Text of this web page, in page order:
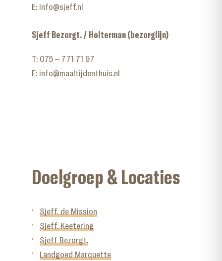
E: info@sjeff.nl
Sjeff Bezorgt. / Holterman (bezorglijn)
T: 075 – 771 71 97
E: info@maaltijdenthuis.nl
Doelgroep & Locaties
Sjeff. de Mission
Sjeff. Keetering
Sjeff Bezorgt.
Landgoed Marquette